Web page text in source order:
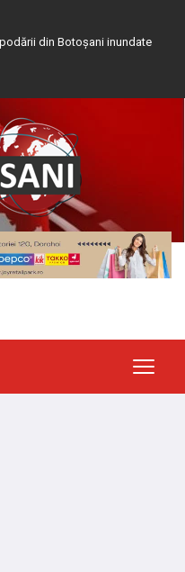
inundate în urma